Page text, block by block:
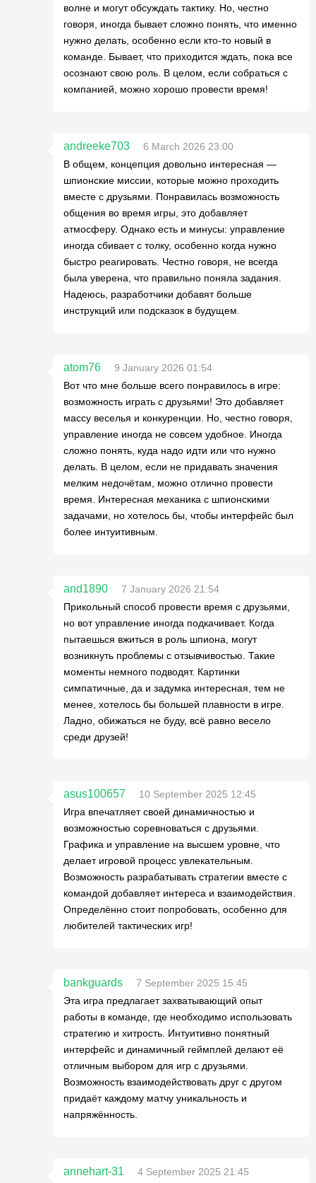
волне и могут обсуждать тактику. Но, честно
говоря, иногда бывает сложно понять, что именно
нужно делать, особенно если кто-то новый в
команде. Бывает, что приходится ждать, пока все
осознают свою роль. В целом, если собраться с
компанией, можно хорошо провести время!
andreeke703
6 March 2026 23:00
В общем, концепция довольно интересная —
шпионские миссии, которые можно проходить
вместе с друзьями. Понравилась возможность
общения во время игры, это добавляет
атмосферу. Однако есть и минусы: управление
иногда сбивает с толку, особенно когда нужно
быстро реагировать. Честно говоря, не всегда
была уверена, что правильно поняла задания.
Надеюсь, разработчики добавят больше
инструкций или подсказок в будущем.
atom76
9 January 2026 01:54
Вот что мне больше всего понравилось в игре:
возможность играть с друзьями! Это добавляет
массу веселья и конкуренции. Но, честно говоря,
управление иногда не совсем удобное. Иногда
сложно понять, куда надо идти или что нужно
делать. В целом, если не придавать значения
мелким недочётам, можно отлично провести
время. Интересная механика с шпионскими
задачами, но хотелось бы, чтобы интерфейс был
более интуитивным.
and1890
7 January 2026 21:54
Прикольный способ провести время с друзьями,
но вот управление иногда подкачивает. Когда
пытаешься вжиться в роль шпиона, могут
возникнуть проблемы с отзывчивостью. Такие
моменты немного подводят. Картинки
симпатичные, да и задумка интересная, тем не
менее, хотелось бы большей плавности в игре.
Ладно, обижаться не буду, всё равно весело
среди друзей!
asus100657
10 September 2025 12:45
Игра впечатляет своей динамичностью и
возможностью соревноваться с друзьями.
Графика и управление на высшем уровне, что
делает игровой процесс увлекательным.
Возможность разрабатывать стратегии вместе с
командой добавляет интереса и взаимодействия.
Определённо стоит попробовать, особенно для
любителей тактических игр!
bankguards
7 September 2025 15:45
Эта игра предлагает захватывающий опыт
работы в команде, где необходимо использовать
стратегию и хитрость. Интуитивно понятный
интерфейс и динамичный геймплей делают её
отличным выбором для игр с друзьями.
Возможность взаимодействовать друг с другом
придаёт каждому матчу уникальность и
напряжённость.
annehart-31
4 September 2025 21:45